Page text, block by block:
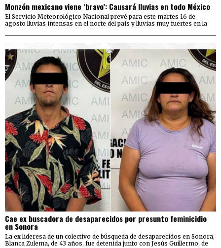
Monzón mexicano viene ‘bravo’: Causará lluvias en todo México
El Servicio Meteorológico Nacional prevé para este martes 16 de
agosto lluvias intensas en el norte del país y lluvias muy fuertes en la
Cae ex buscadora de desaparecidos por presunto feminicidio
en Sonora
La ex lideresa de un colectivo de búsqueda de desaparecidos en Sonora,
Blanca Zulema, de 43 años, fue detenida junto con Jesús Guillermo, de